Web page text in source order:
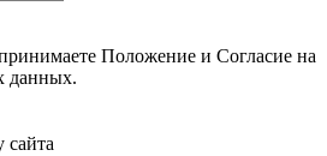
Положение и Согласие на
данных.
сайта